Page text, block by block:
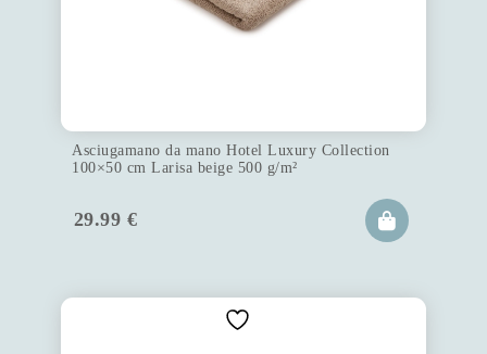
Asciugamano da mano Hotel Luxury Collection
100×50 cm Larisa beige 500 g/m²
29.99 €